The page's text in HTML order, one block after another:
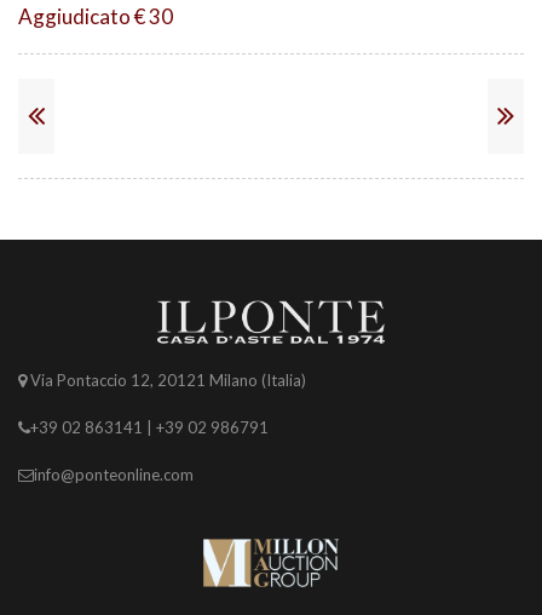
Aggiudicato € 30
Via Pontaccio 12, 20121 Milano (Italia)
+39 02 863141 | +39 02 986791
info@ponteonline.com